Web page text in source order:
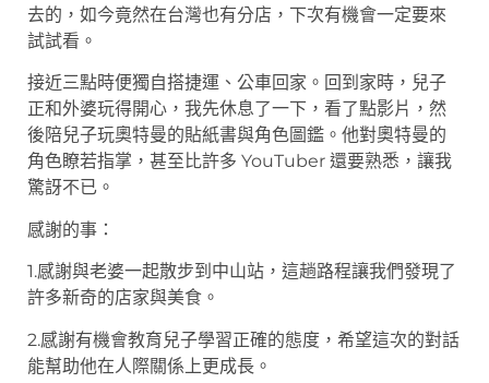
去的，如今竟然在台灣也有分店，下次有機會一定要來
試試看。
接近三點時便獨自搭捷運、公車回家。回到家時，兒子
正和外婆玩得開心，我先休息了一下，看了點影片，然
後陪兒子玩奧特曼的貼紙書與角色圖鑑。他對奧特曼的
角色瞭若指掌，甚至比許多 YouTuber 還要熟悉，讓我
驚訝不已。
感謝的事：
1.感謝與老婆一起散步到中山站，這趟路程讓我們發現了
許多新奇的店家與美食。
2.感謝有機會教育兒子學習正確的態度，希望這次的對話
能幫助他在人際關係上更成長。